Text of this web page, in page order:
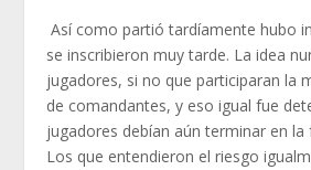
Así como partió tardíamente hubo
se inscribieron muy tarde. La idea
jugadores, si no que participaran la
de comandantes, y eso igual fue
jugadores debían aún terminar en la
Los que entendieron el riesgo